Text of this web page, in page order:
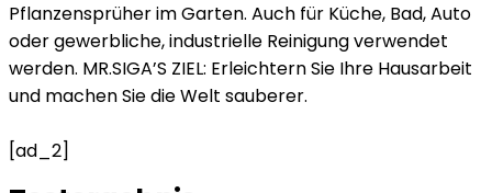
Pflanzensprüher im Garten. Auch für Küche, Bad, Auto
oder gewerbliche, industrielle Reinigung verwendet
werden. MR.SIGA’S ZIEL: Erleichtern Sie Ihre Hausarbeit
und machen Sie die Welt sauberer.
[ad_2]